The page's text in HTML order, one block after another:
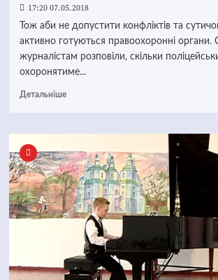
17:20 07.05.2018
Тож аби не допустити конфліктів та
активно готуються правоохоронні органи.
журналістам розповіли, скільки
охоронятиме...
Детальніше